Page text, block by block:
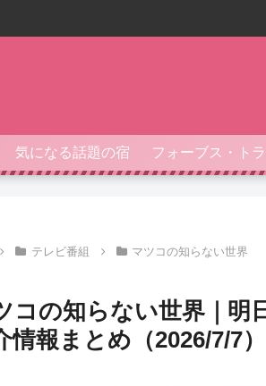
気になる話題の宿
テレビ番組 マツコの知らない世界
コの知らない世界｜明
情報まとめ（2026/7/7）